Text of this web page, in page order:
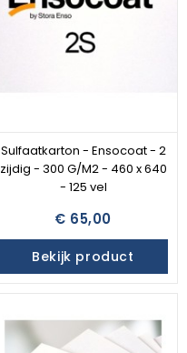
Sulfaatkarton - Ensocoat - 2
zijdig - 300 G/M2 - 460 x 640
- 125 vel
€ 65,00
Bekijk product